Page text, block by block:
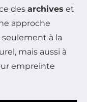
des archives et
approche
à la
mais aussi à
empreinte